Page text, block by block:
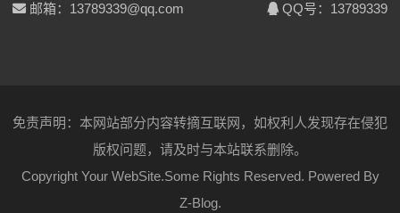
邮箱：13789339@qq.com QQ号：13789339
免责声明：本网站部分内容转摘互联网，如权利人发现存在侵犯
版权问题，请及时与本站联系删除。
Copyright Your WebSite.Some Rights Reserved. Powered By
Z-Blog.